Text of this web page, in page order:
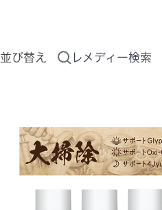
並び替え レメディー検索